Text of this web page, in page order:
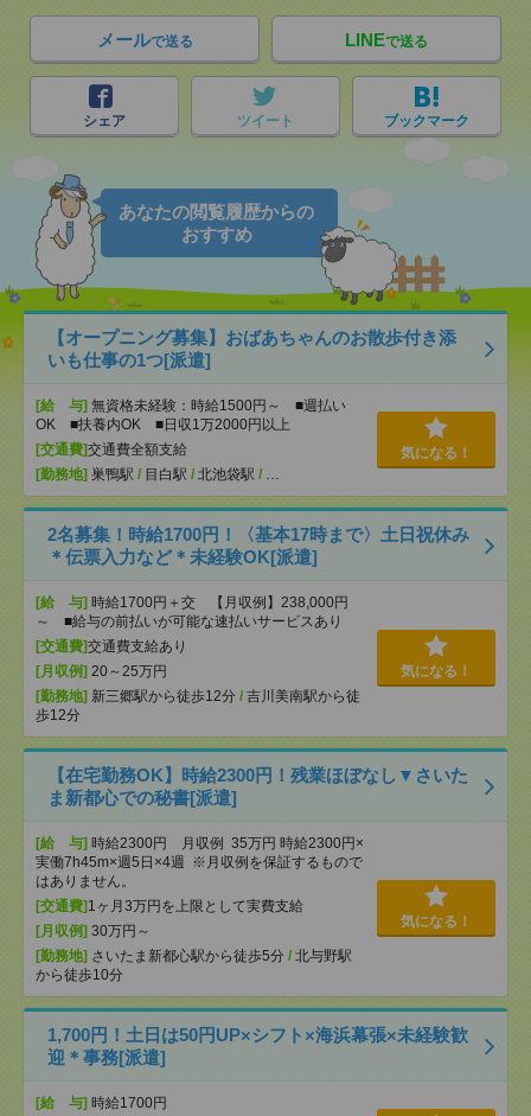
メールで送る LINEで送る
シェア ツイート ブックマーク
あなたの閲覧履歴からの
おすすめ
【オープニング募集】おばあちゃんのお散歩付き添
いも仕事の1つ[派遣]
[給 与] 無資格未経験：時給1500円～ ■週払い
OK ■扶養内OK ■日収1万2000円以上
[交通費]交通費全額支給
[勤務地] 巣鴨駅 / 目白駅 / 北池袋駅 / …
気になる！
2名募集！時給1700円！〈基本17時まで〉土日祝休み
＊伝票入力など＊未経験OK[派遣]
[給 与] 時給1700円＋交 【月収例】238,000円
～ ■給与の前払いが可能な速払いサービスあり
[交通費]交通費支給あり
[月収例] 20～25万円
[勤務地] 新三郷駅から徒歩12分 / 吉川美南駅から徒
歩12分
気になる！
【在宅勤務OK】時給2300円！残業ほぼなし▼さいた
ま新都心での秘書[派遣]
[給 与] 時給2300円 月収例 35万円 時給2300円×
実働7h45m×週5日×4週 ※月収例を保証するもので
はありません。
[交通費] 1ヶ月3万円を上限として実費支給
[月収例] 30万円～
[勤務地] さいたま新都心駅から徒歩5分 / 北与野駅
から徒歩10分
気になる！
1,700円！土日は50円UP×シフト×海浜幕張×未経験歓
迎＊事務[派遣]
[給 与] 時給1700円